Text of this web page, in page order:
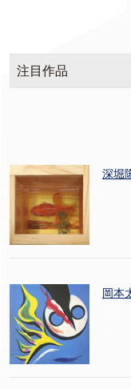
注目作品
深堀
岡本